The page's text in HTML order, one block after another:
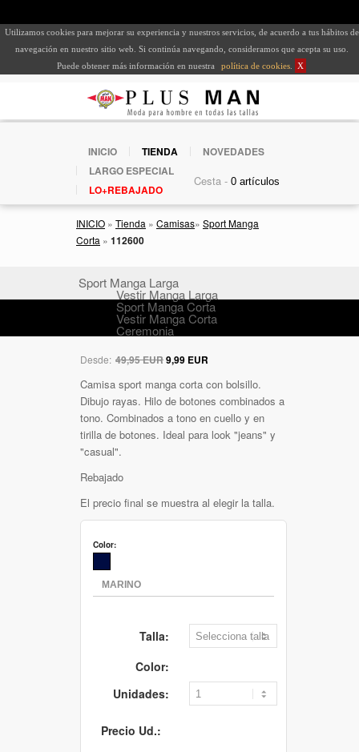
Utilizamos cookies para mejorar su experiencia y nuestros servicios, de acuerdo a tus hábitos de
navegación en nuestro sitio web. Si continúa navegando, consideramos que acepta su uso.
Puede obtener más información en nuestra
política de cookies X
INICIO TIENDA
NOVEDADES
LARGO ESPECIAL
LO+REBAJADO
Cesta -
INICIO » Tienda » Camisas» Sport Manga
Corta » 112600
Sport Manga Larga
Vestir Manga Larga
Sport Manga Corta
Vestir Manga Corta
Ceremonia
Desde: 49,95 EUR9,99 EUR
Camisa sport manga corta con bolsillo.
Dibujo rayas. Hilo de botones combinados a
tono. Combinados a tono en cuello y en
tirilla de botones. Ideal para look "jeans" y
"casual".
Rebajado
El precio final se muestra al elegir la talla.
Color:
Talla:
Color:
Unidades:
Precio Ud.: